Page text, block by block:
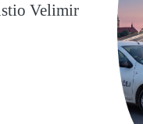
Velimir